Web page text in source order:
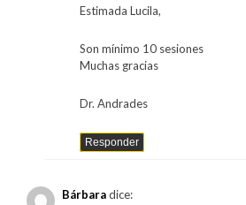
Estimada Lucila,
Son mínimo 10 sesiones
Muchas gracias
Dr. Andrades
Responder
Bárbaradice: